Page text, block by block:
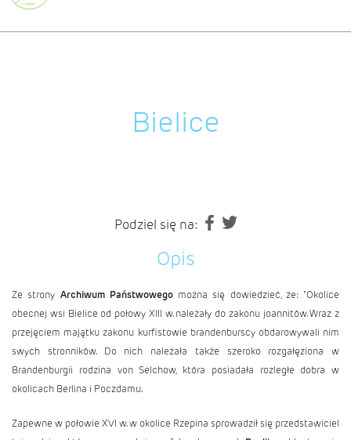
Bielice
Podziel się na:
Opis
Ze strony Archiwum Państwowegomożna się dowiedzieć, że: "Okolice
obecnej wsi Bielice od połowy XIII w. należały do zakonu joannitów. Wraz z
przejęciem majątku zakonu kurfistowie brandenburscy obdarowywali nim
swych stronników. Do nich należała także szeroko rozgałęziona w
Brandenburgii rodzina von Selchow, która posiadała rozległe dobra w
okolicach Berlina i Poczdamu.
Zapewne w połowie XVI w. w okolice Rzepina sprowadził się przedstawiciel